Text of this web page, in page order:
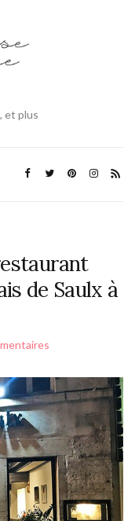
et plus
de Saulx à